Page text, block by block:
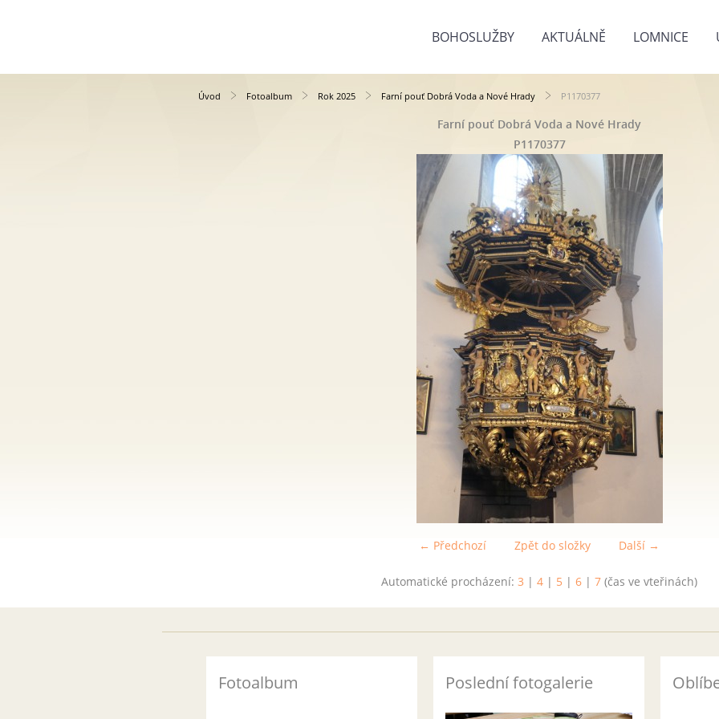
BOHOSLUŽBY AKTUÁLNĚ LOMNICE
Úvod Fotoalbum Rok 2025 Farní pouť Dobrá Voda a Nové Hrady P1170377
Farní pouť Dobrá Voda a Nové Hrady
P1170377
← Předchozí Další →
Zpět do složky
Automatické procházení: 3 | 4 | 5 | 6 | 7 (čas ve vteřinách)
Fotoalbum Poslední fotogalerie